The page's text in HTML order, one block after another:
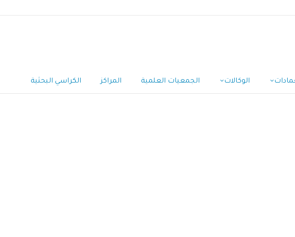
الوكالات الجمعيات العلمية المراكز الكراسي البحثية